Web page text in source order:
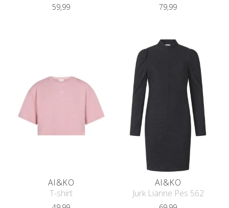
59,99 79,99
AI&KO
T-shirt
AI&KO
Jurk Lianne Pes 562